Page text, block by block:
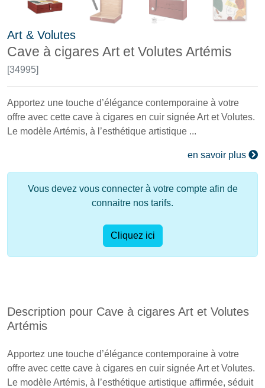
Art & Volutes
Cave à cigares Art et Volutes Artémis
[34995]
Apportez une touche d’élégance contemporaine à votre
offre avec cette cave à cigares en cuir signée Art et Volutes.
Le modèle Artémis, à l’esthétique artistique ...
en savoir plus
Vous devez vous connecter à votre compte afin de
connaitre nos tarifs.
Cliquez ici
Description pour Cave à cigares Art et Volutes
Artémis
Apportez une touche d’élégance contemporaine à votre
offre avec cette cave à cigares en cuir signée Art et Volutes.
Le modèle Artémis, à l’esthétique artistique affirmée, séduit